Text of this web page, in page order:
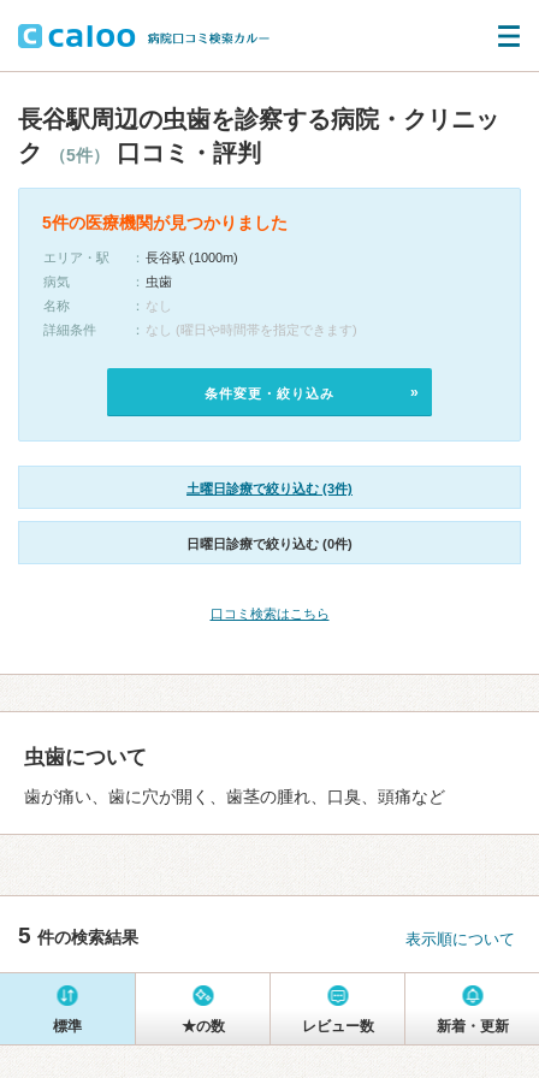
長谷駅周辺の虫歯を診察する病院・クリニッ
ク
（5件） 口コミ・評判
5件の医療機関が見つかりました
エリア・駅
長谷駅 (1000m)
病気
虫歯
名称
なし
詳細条件
なし (曜日や時間帯を指定できます)
条件変更・絞り込み
土曜日診療で絞り込む (3件)
日曜日診療で絞り込む (0件)
口コミ検索はこちら
虫歯について
歯が痛い、歯に穴が開く、歯茎の腫れ、口臭、頭痛など
5 件の検索結果 表示順について
標準 ★の数 レビュー数 新着・更新